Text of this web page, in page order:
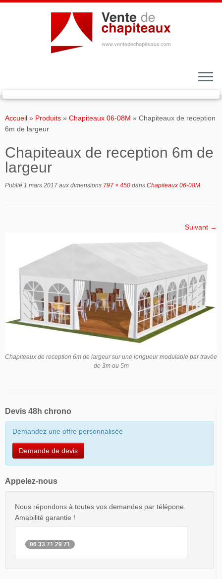
au
contenu
Accueil » Produits » Chapiteaux 06-08M » Chapiteaux de reception
6m de largeur
Chapiteaux de reception 6m de
largeur
Publié 1 mars 2017 aux dimensions 797 × 450 dans Chapiteaux 06-08M.
Suivant →
Chapiteaux de reception 6m de largeur sur une longueur modulable par travée
de 3m ou 5m
Devis 48h chrono
Demandez une offre personnalisée
Demande de devis
Appelez-nous
Nous répondons à toutes vos demandes par télépone.
Amabilité garantie !
06 33 71 29 71